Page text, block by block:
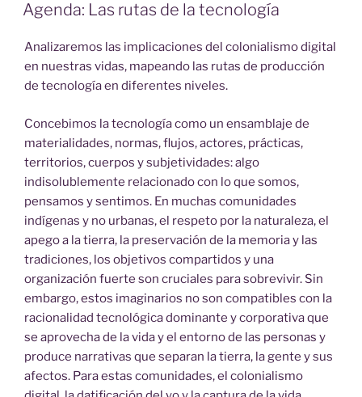
ON
Agenda: Las rutas de la tecnología
Analizaremos las implicaciones del colonialismo digital
en nuestras vidas, mapeando las rutas de producción
de tecnología en diferentes niveles.
Concebimos la tecnología como un ensamblaje de
materialidades, normas, flujos, actores, prácticas,
territorios, cuerpos y subjetividades: algo
indisolublemente relacionado con lo que somos,
pensamos y sentimos. En muchas comunidades
indígenas y no urbanas, el respeto por la naturaleza, el
apego a la tierra, la preservación de la memoria y las
tradiciones, los objetivos compartidos y una
organización fuerte son cruciales para sobrevivir. Sin
embargo, estos imaginarios no son compatibles con la
racionalidad tecnológica dominante y corporativa que
se aprovecha de la vida y el entorno de las personas y
produce narrativas que separan la tierra, la gente y sus
afectos. Para estas comunidades, el colonialismo